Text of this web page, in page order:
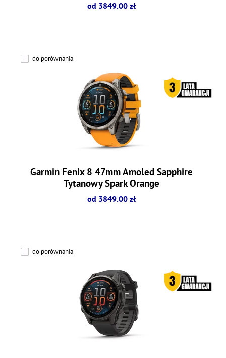
od 3849.00 zł
do porównania
Garmin Fenix 8 47mm Amoled Sapphire
Tytanowy Spark Orange
od 3849.00 zł
do porównania